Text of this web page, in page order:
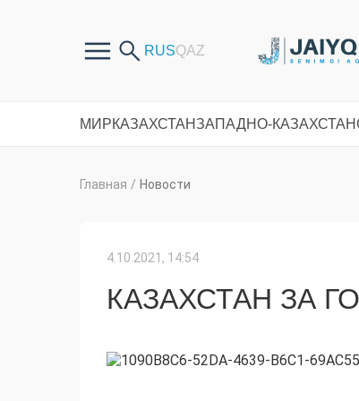
МИРКАЗАХСТАНЗАПАДНО-
Главная / Новости
4.10.2021, 14:54
КАЗАХСТАН ЗА